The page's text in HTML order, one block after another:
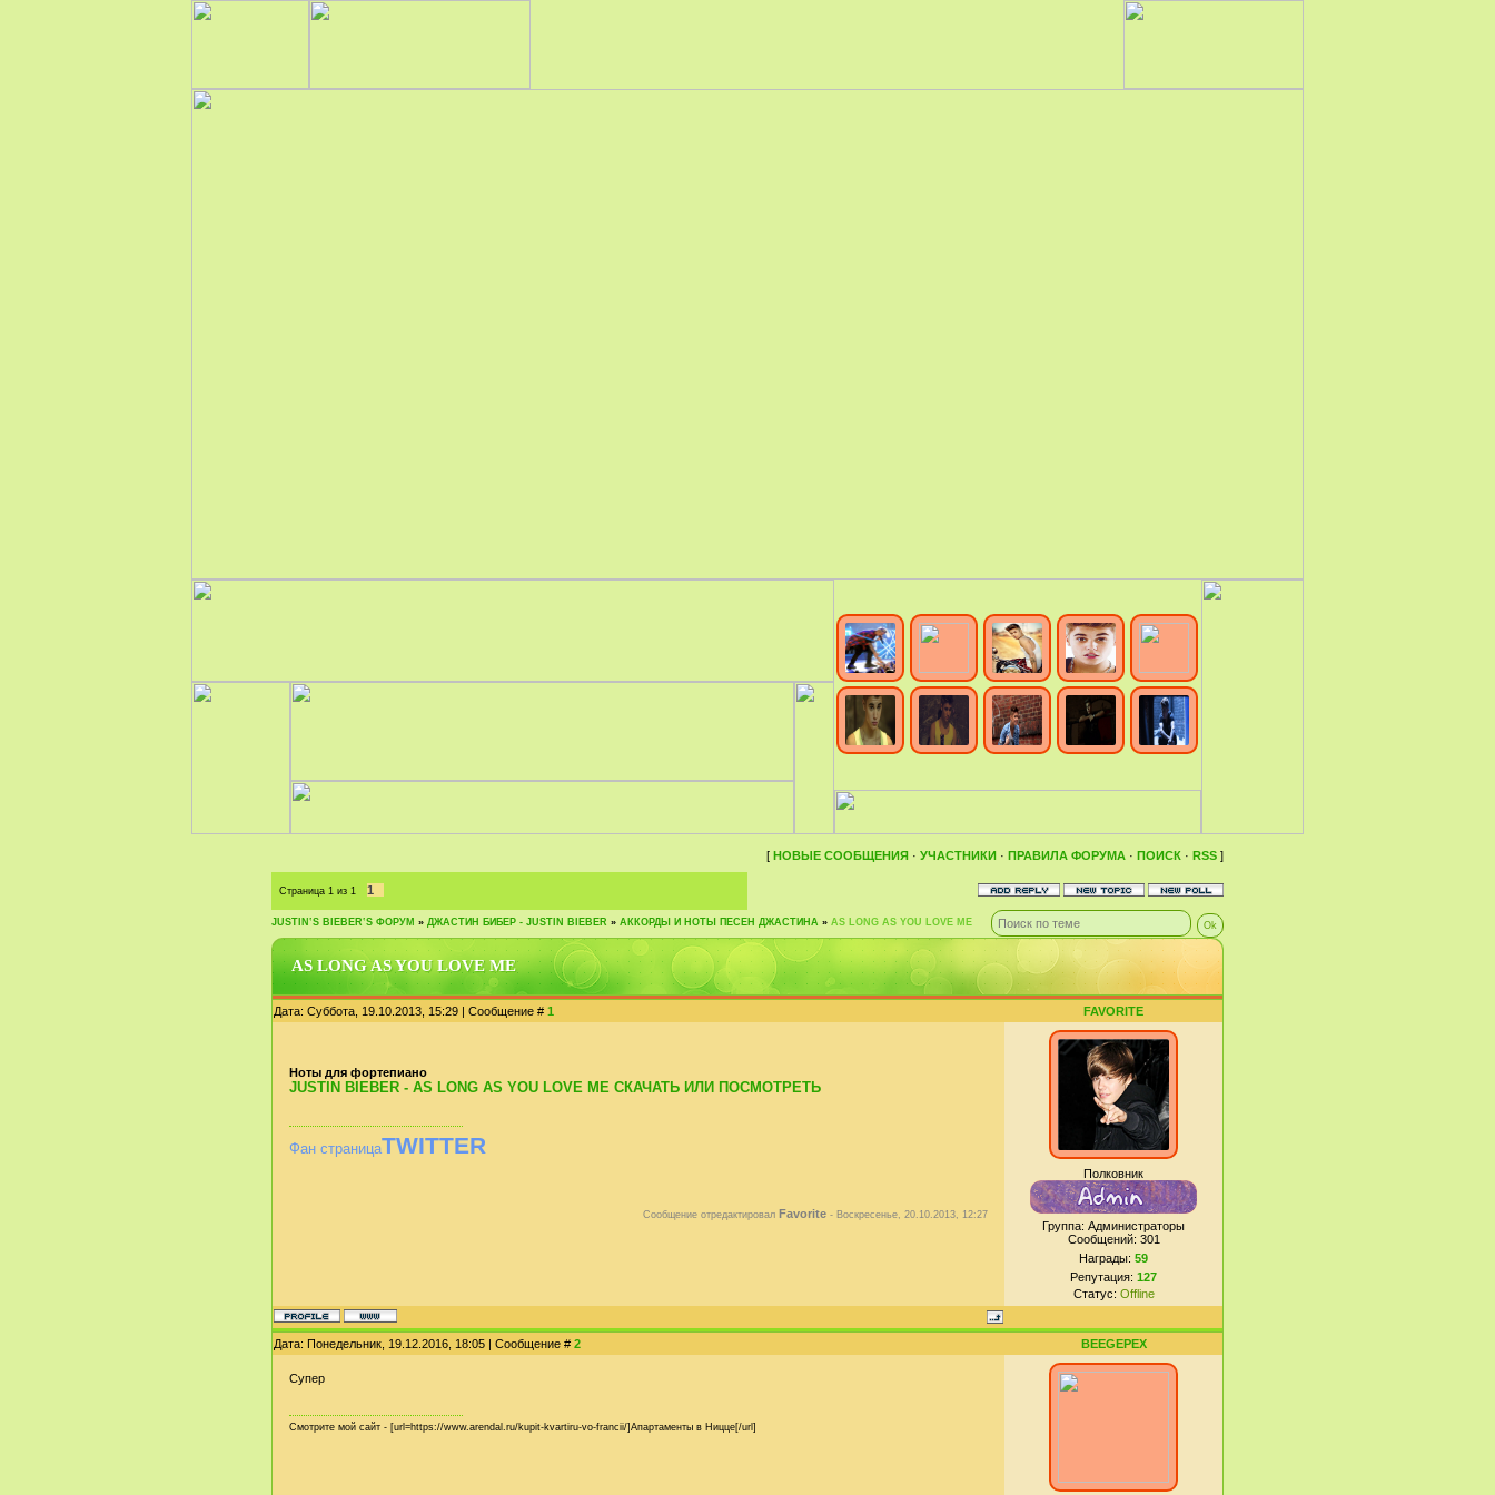
[ НОВЫЕ СООБЩЕНИЯ · УЧАСТНИКИ · ПРАВИЛА ФОРУМА · ПОИСК · RSS ]
Страница 1 из 1 1
JUSTIN‛S BIEBER‛S ФОРУМ » ДЖАСТИН БИБЕР - JUSTIN BIEBER » АККОРДЫ И НОТЫ ПЕСЕН ДЖАСТИНА » AS LONG AS YOU LOVE ME
AS LONG AS YOU LOVE ME
Дата: Суббота, 19.10.2013, 15:29 | Сообщение # 1 FAVORITE
Ноты для фортепиано
JUSTIN BIEBER - AS LONG AS YOU LOVE ME СКАЧАТЬ ИЛИ ПОСМОТРЕТЬ
Фан страницаTWITTER
Сообщение отредактировал Favorite - Воскресенье, 20.10.2013, 12:27
Полковник
Группа: Администраторы
Сообщений: 301
Награды: 59
Репутация: 127
Статус: Offline
Дата: Понедельник, 19.12.2016, 18:05 | Сообщение # 2 BEEGEPEX
Супер
Смотрите мой сайт - [url=https://www.arendal.ru/kupit-kvartiru-vo-francii/]Апартаменты в Ницце[/url]